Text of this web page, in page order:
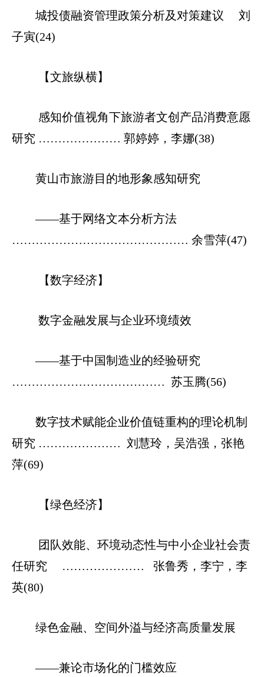
城投债融资管理政策分析及对策建议 刘
子寅(24)
【文旅纵横】
感知价值视角下旅游者文创产品消费意愿
研究 ………………… 郭婷婷，李娜(38)
黄山市旅游目的地形象感知研究
——基于网络文本分析方法
……………………………………… 余雪萍(47)
【数字经济】
数字金融发展与企业环境绩效
——基于中国制造业的经验研究
………………………………… 苏玉腾(56)
数字技术赋能企业价值链重构的理论机制
研究 ………………… 刘慧玲，吴浩强，张艳
萍(69)
【绿色经济】
团队效能、环境动态性与中小企业社会责
任研究 ………………… 张鲁秀，李宁，李
英(80)
绿色金融、空间外溢与经济高质量发展
——兼论市场化的门槛效应